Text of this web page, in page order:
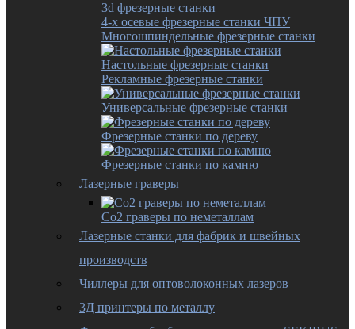
3d фрезерные станки
4-х осевые фрезерные станки ЧПУ
Многошпиндельные фрезерные станки
Настольные фрезерные станки
Рекламные фрезерные станки
Универсальные фрезерные станки
Фрезерные станки по дереву
Фрезерные станки по камню
Лазерные граверы
Co2 граверы по неметаллам
Лазерные станки для фабрик и швейных
производств
Чиллеры для оптоволоконных лазеров
3Д принтеры по металлу